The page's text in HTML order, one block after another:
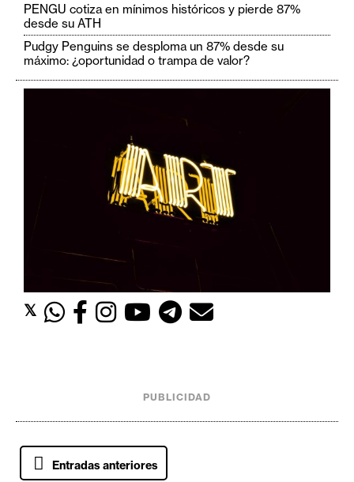
PENGU cotiza en mínimos históricos y pierde 87%
desde su ATH
Pudgy Penguins se desploma un 87% desde su
máximo: ¿oportunidad o trampa de valor?
𝕏
PUBLICIDAD
N
Entradas anteriores